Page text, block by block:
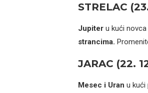
STRELAC
Jupiteru kući novca
strancima.
JARAC (22.
Mesec i Uran u kući